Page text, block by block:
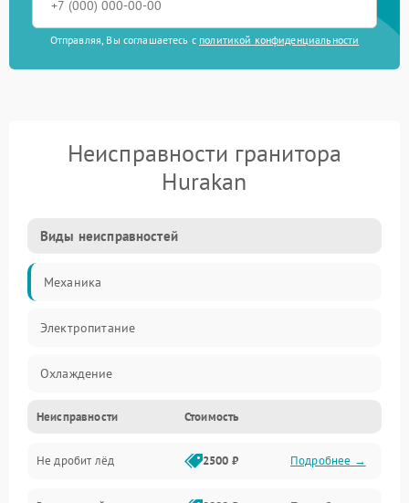
Отправляя, Вы соглашаетесь с политикой конфиденциальности
Неисправности гранитора
Hurakan
Виды неисправностей
Механика
Электропитание
Охлаждение
Герметичность
Неисправности Стоимость
Не дробит лёд 2500 ₽ Подробнее →